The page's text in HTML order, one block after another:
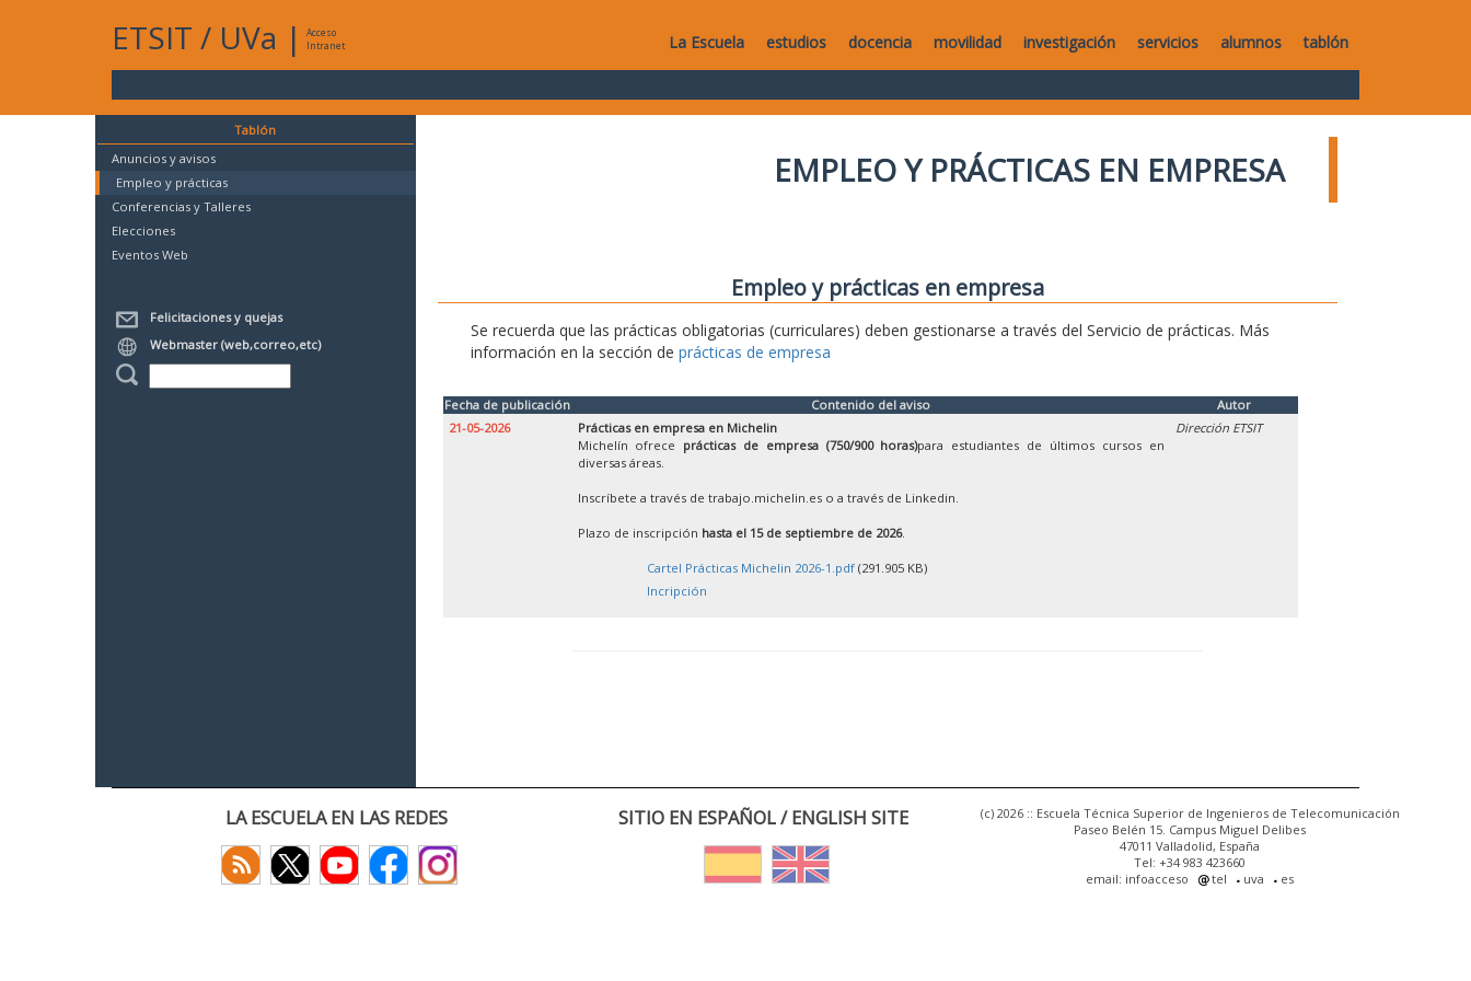
ETSIT / UVa |
Acceso
Intranet
La Escuela estudios docencia movilidad investigación servicios alumnos tablón
Tablón
Anuncios y avisos
Empleo y prácticas
Conferencias y Talleres
Elecciones
Eventos Web
Felicitaciones y quejas
Webmaster (web,correo,etc)
EMPLEO Y PRÁCTICAS EN EMPRESA
Empleo y prácticas en empresa
Se recuerda que las prácticas obligatorias (curriculares) deben gestionarse a través del Servicio de prácticas. Más
información en la sección de prácticas de empresa
Fecha de publicación Contenido del aviso
Autor
21-05-2026
Prácticas en empresa en Michelin
Michelín ofrece prácticas de empresa (750/900 horas)para estudiantes de últimos cursos en
diversas áreas.
Inscríbete a través de trabajo.michelin.es o a través de Linkedin.
Plazo de inscripción hasta el 15 de septiembre de 2026.
Cartel Prácticas Michelin 2026-1.pdf(291.905 KB)
Incripción
Dirección ETSIT
LA ESCUELA EN LAS REDES SITIO EN ESPAÑOL / ENGLISH SITE
(c) 2026 :: Escuela Técnica Superior de Ingenieros de Telecomunicación
Paseo Belén 15. Campus Miguel Delibes
47011 Valladolid, España
Tel: +34 983 423660
email: infoacceso
tel uva es